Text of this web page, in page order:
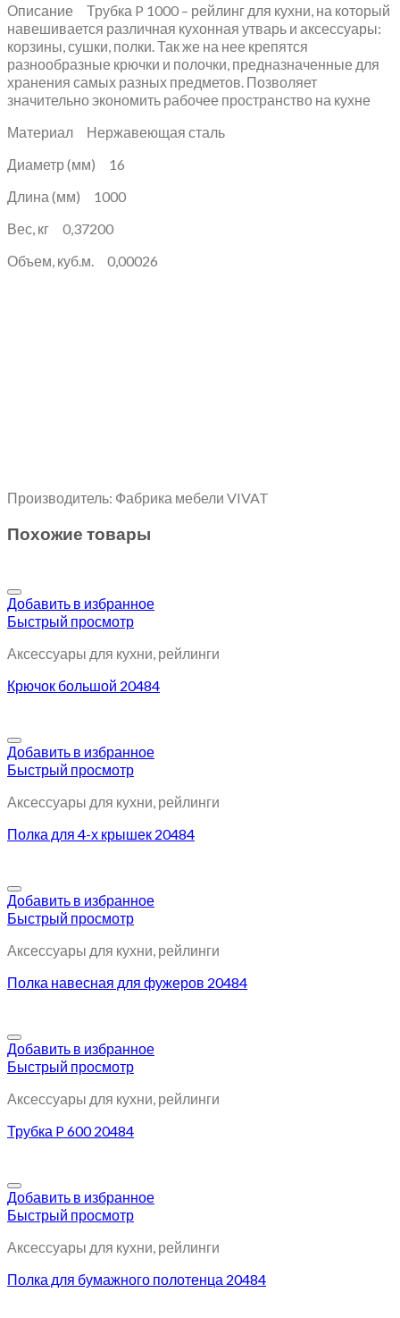
Описание Трубка P 1000 – рейлинг для кухни, на который
навешивается различная кухонная утварь и аксессуары:
корзины, сушки, полки. Так же на нее крепятся
разнообразные крючки и полочки, предназначенные для
хранения самых разных предметов. Позволяет
значительно экономить рабочее пространство на кухне
Материал Нержавеющая сталь
Диаметр (мм) 16
Длина (мм) 1000
Вес, кг 0,37200
Объем, куб.м. 0,00026
Производитель: Фабрика мебели VIVAT
Похожие товары
Добавить в избранное
Быстрый просмотр
Аксессуары для кухни, рейлинги
Крючок большой 20484
Добавить в избранное
Быстрый просмотр
Аксессуары для кухни, рейлинги
Полка для 4-х крышек 20484
Добавить в избранное
Быстрый просмотр
Аксессуары для кухни, рейлинги
Полка навесная для фужеров 20484
Добавить в избранное
Быстрый просмотр
Аксессуары для кухни, рейлинги
Трубка P 600 20484
Добавить в избранное
Быстрый просмотр
Аксессуары для кухни, рейлинги
Полка для бумажного полотенца 20484